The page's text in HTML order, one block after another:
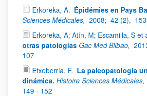
Erkoreka, A. Épidémies en Pays
Sciences Médicales, 2008; 42 (2),
Erkoreka, A; Atín, M; Escamilla, S et
otras patologías Gac Med Bilbao,
107
Etxeberria, F. La paleopatología
dinámica. Histoire Sciences Médicales,
149 - 152